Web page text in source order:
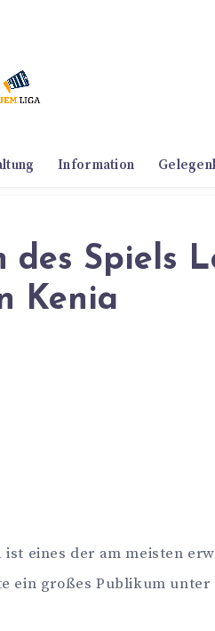
Information
des Spiels
Kenia
ist eines der am meisten
ein großes Publikum